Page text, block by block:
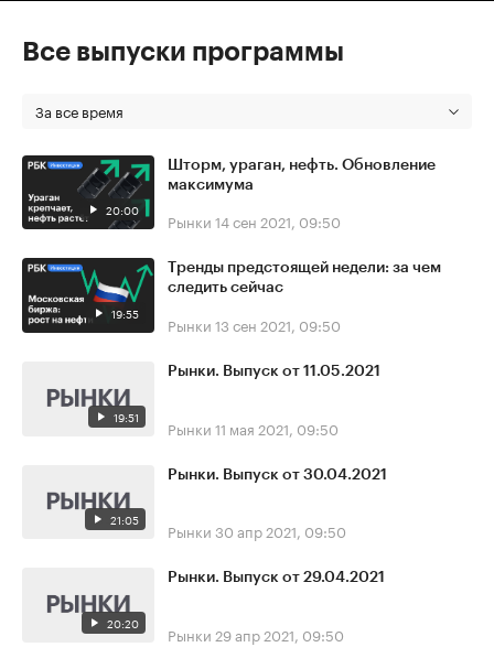
Все выпуски программы
За все время
20:00
Шторм, ураган, нефть. Обновление
максимума
Рынки 14 сен 2021, 09:50
19:55
Тренды предстоящей недели: за чем
следить сейчас
Рынки 13 сен 2021, 09:50
19:51
Рынки. Выпуск от 11.05.2021
Рынки 11 мая 2021, 09:50
21:05
Рынки. Выпуск от 30.04.2021
Рынки 30 апр 2021, 09:50
20:20
Рынки. Выпуск от 29.04.2021
Рынки 29 апр 2021, 09:50